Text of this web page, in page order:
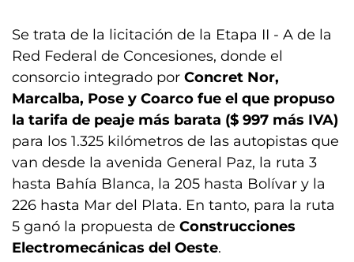
Se trata de la licitación de la Etapa II - A de la
Red Federal de Concesiones, donde el
consorcio integrado por Concret Nor,
Marcalba, Pose y Coarco fue el que propuso
la tarifa de peaje más barata ($ 997 más IVA)
para los 1.325 kilómetros de las autopistas que
van desde la avenida General Paz, la ruta 3
hasta Bahía Blanca, la 205 hasta Bolívar y la
226 hasta Mar del Plata. En tanto, para la ruta
5 ganó la propuesta de Construcciones
Electromecánicas del Oeste.